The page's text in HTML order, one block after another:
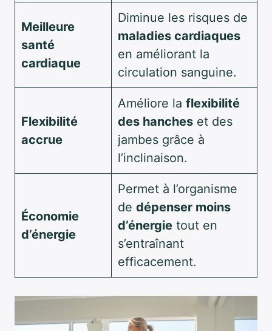
Meilleure
santé
cardiaque
Diminue les risques de
maladies cardiaques
en améliorant la
circulation sanguine.
Flexibilité
accrue
Améliore la flexibilité
des hanches et des
jambes grâce à
l’inclinaison.
Économie
d’énergie
Permet à l’organisme
de dépenser moins
d’énergie tout en
s’entraînant
efficacement.